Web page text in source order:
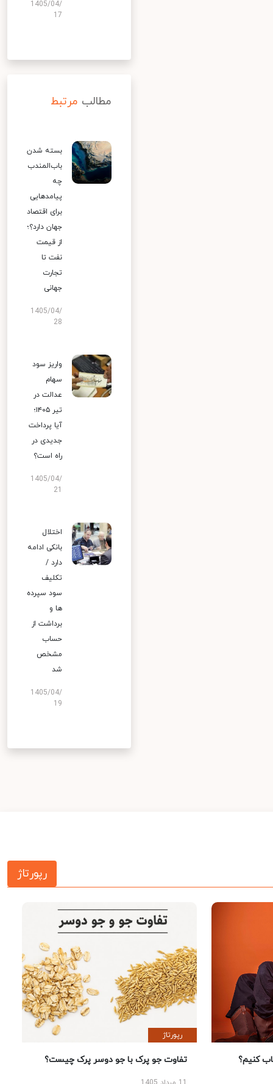
1405/04/
17
مطالب مرتبط
بسته شدن
باب‌المندب
چه
پیامدهایی
برای اقتصاد
جهان دارد؟؛
از قیمت
نفت تا
تجارت
جهانی
1405/04/
28
واریز سود
سهام
عدالت در
تیر ۱۴۰۵؛
آیا پرداخت
جدیدی در
راه است؟
1405/04/
اختلال
بانکی ادامه
دارد /
تکلیف
سود سپرده
ها و
برداشت از
حساب
مشخص
شد
1405/04/
19
رپورتاژ
کنیم؟
رپورتاژ
تفاوت جو پرک با جو دوسر پرک چیست؟